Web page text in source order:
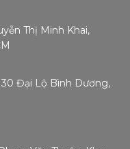
Thị Minh Khai,
Đại Lộ Bình Dương,